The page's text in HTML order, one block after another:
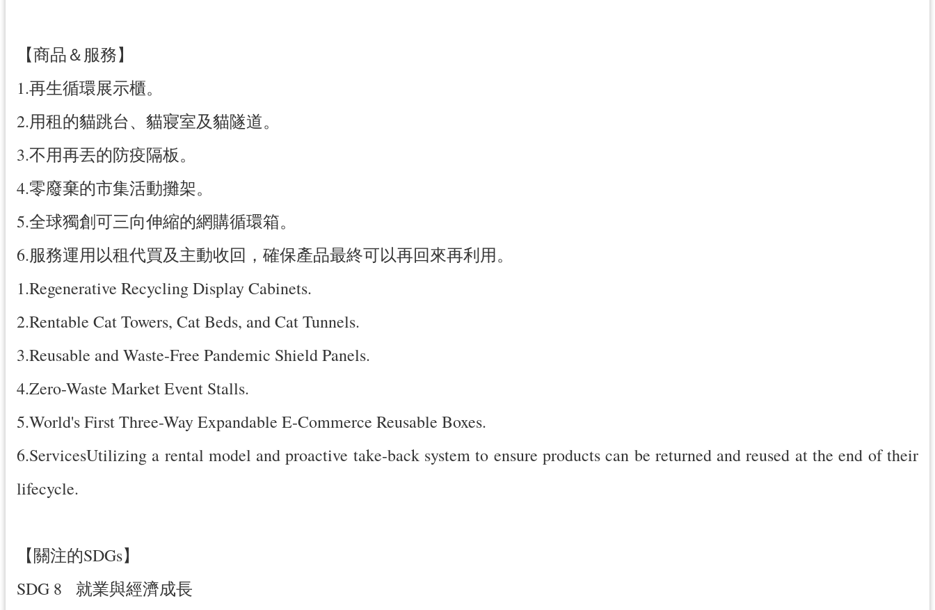
【商品＆服務】
1.再生循環展示櫃。
2.用租的貓跳台、貓寢室及貓隧道。
3.不用再丟的防疫隔板。
4.零廢棄的市集活動攤架。
5.全球獨創可三向伸縮的網購循環箱。
6.服務運用以租代買及主動收回，確保產品最終可以再回來再利用。
1.Regenerative Recycling Display Cabinets.
2.Rentable Cat Towers, Cat Beds, and Cat Tunnels.
3.Reusable and Waste-Free Pandemic Shield Panels.
4.Zero-Waste Market Event Stalls.
5.World's First Three-Way Expandable E-Commerce Reusable Boxes.
6.ServicesUtilizing a rental model and proactive take-back system to ensure products can be returned and reused at the end of their
lifecycle.
【關注的SDGs】
SDG 8 就業與經濟成長